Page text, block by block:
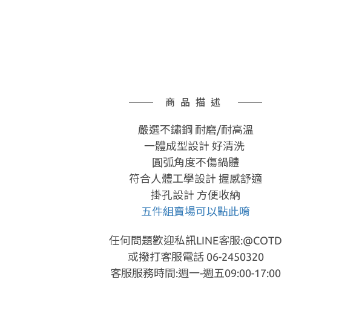
商品描述
嚴選不鏽鋼 耐磨/耐高溫
一體成型設計 好清洗
圓弧角度不傷鍋體
符合人體工學設計 握感舒適
掛孔設計 方便收納
五件組賣場可以點此唷
任何問題歡迎私訊LINE客服:@COTD
或撥打客服電話 06-2450320
客服服務時間:週一-週五09:00-17:00